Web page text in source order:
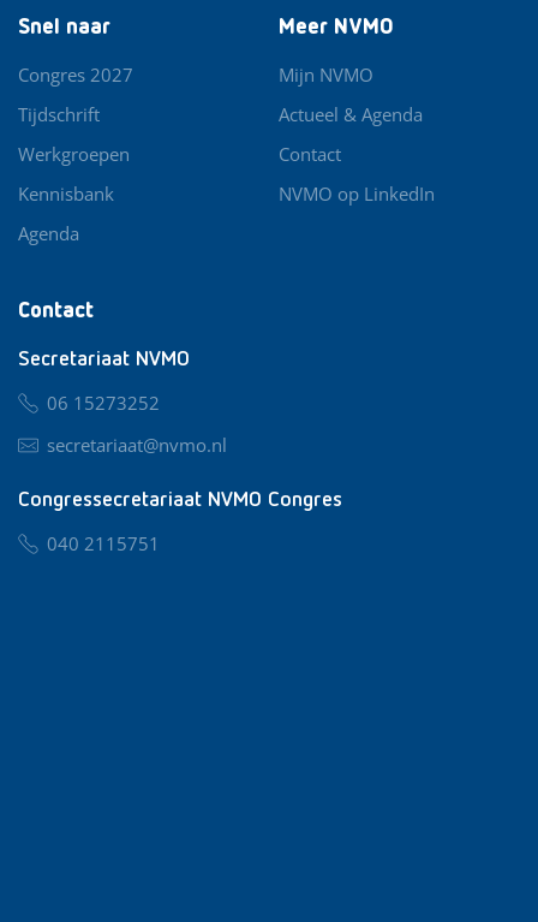
Contact
Secretariaat NVMO
06 15273252
secretariaat@nvmo.nl
Congressecretariaat NVMO Congres
040 2115751
Snel naar
Congres 2027
Tijdschrift
Werkgroepen
Kennisbank
Agenda
Meer NVMO
Mijn NVMO
Actueel & Agenda
Contact
NVMO op LinkedIn